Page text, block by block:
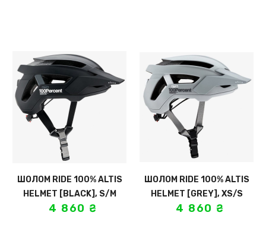
ШОЛОМ RIDE 100% ALTIS
HELMET [BLACK], S/M
4 860 ₴
ШОЛОМ RIDE 100% ALTIS
HELMET [GREY], XS/S
4 860 ₴